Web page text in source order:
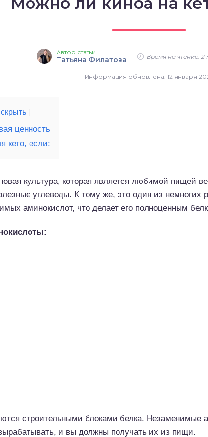
Автор статьи
Татьяна Филатова Время на чтение: 2
Информация обновлена: 12 января
скрыть
ценность
кето, если:
культура, которая является любимой пищей
углеводы. К тому же, это один из немногих
аминокислот, что делает его полноценным
строительными блоками белка. Незаменимые
и вы должны получать их из пищи.